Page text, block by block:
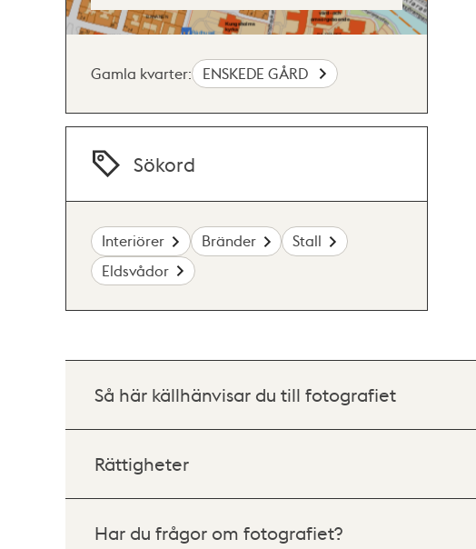
Gamla kvarter: ENSKEDE GÅRD
Sökord
Interiörer Bränder
Stall
Eldsvådor
Så här källhänvisar du till fotografiet
Rättigheter
Har du frågor om fotografiet?